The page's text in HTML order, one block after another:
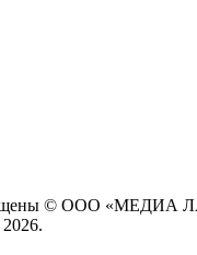
© ООО «МЕДИА